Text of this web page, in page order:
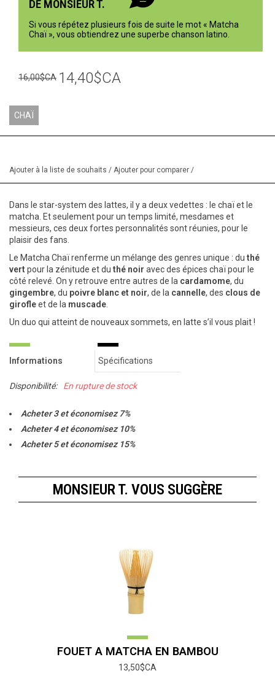
DE MONSIEUR T.
Si vous répétez plusieurs fois de suite le mot « Matcha
Chaï », vous obtiendrez une superbe chanson latino.
16,00$CA 14,40$CA
CHAÏ
Ajouter à la liste de souhaits / Ajouter pour comparer /
Dans le star-system des lattes, il y a deux vedettes : le chaï et le
matcha. Et seulement pour un temps limité, mesdames et
messieurs, ces deux fortes personnalités sont réunies, pour le
plaisir des fans.
Le Matcha Chaï renferme un mélange des genres unique : duthé
vert pour la zénitude et duthé noir avec des épices chaï pour le
côté relevé. On y retrouve entre autres de la cardamome, du
gingembre, du poivre blanc et noir, de la cannelle, des clous de
girofleet de la muscade
Un duo qui atteint de nouveaux sommets, en latte s’il vous plait !
Informations Spécifications
Disponibilité: En rupture de stock
Acheter 3 et économisez 7%
Acheter 4 et économisez 10%
Acheter 5 et économisez 15%
MONSIEUR T. VOUS SUGGÈRE
FOUET A MATCHA EN BAMBOU
13,50$CA